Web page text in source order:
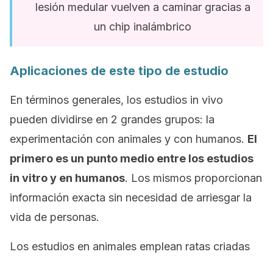
lesión medular vuelven a caminar gracias a
un chip inalámbrico
Aplicaciones de este tipo de estudio
En términos generales, los estudios in vivo
pueden dividirse en 2 grandes grupos: la
experimentación con animales y con humanos. El
primero es un punto medio entre los estudios
in vitroy en humanos. Los mismos proporcionan
información exacta sin necesidad de arriesgar la
vida de personas.
Los estudios en animales emplean ratas criadas